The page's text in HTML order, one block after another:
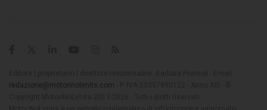
redazione@motorinolimits.com